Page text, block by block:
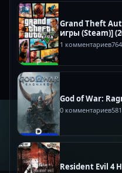
Grand Theft
игры (Steam)]
1 комментариев
God of War:
0 комментариев
Resident Evil 4